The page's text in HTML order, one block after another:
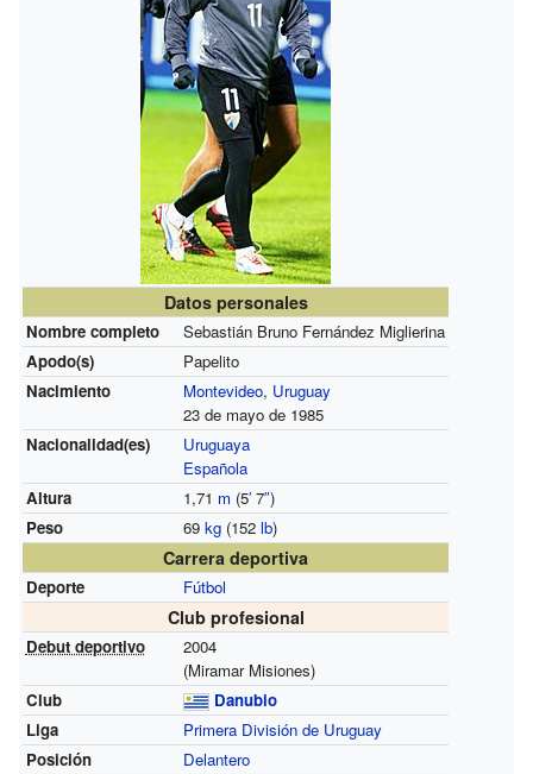
Datos personales
Nombre completo
Sebastián Bruno Fernández Miglierina
Apodo(s)
Papelito
Nacimiento
Montevideo, Uruguay
23 de mayo de 1985
Nacionalidad(es)
Uruguaya
Española
Altura
1,71 m (5′7″)
Peso
69 kg(152 lb)
Carrera deportiva
Deporte Fútbol
Club profesional
Debut deportivo
2004
(Miramar Misiones)
Club
Danubio
Liga
Primera División de Uruguay
Posición
Delantero